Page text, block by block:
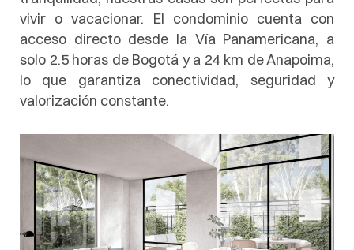
vivir o vacacionar. El condominio cuenta con
acceso directo desde la Vía Panamericana, a
solo 2.5 horas de Bogotá y a 24 km de Anapoima,
lo que garantiza conectividad, seguridad y
valorización constante.